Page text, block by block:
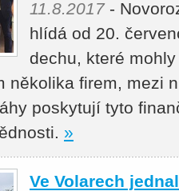
11.8.2017-
hlídá od 20.
dechu, které
několika firem, mezi
poskytují tyto
»
Ve Volarech